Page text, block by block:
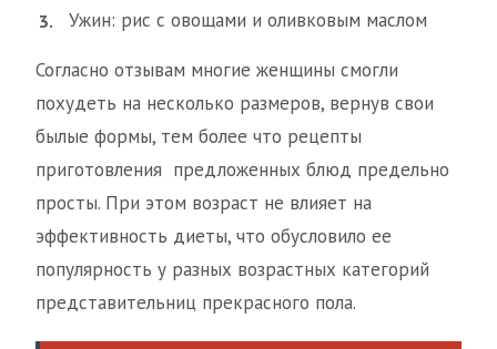
Ужин: рис с овощами и оливковым маслом
Согласно отзывам многие женщины смогли
похудеть на несколько размеров, вернув свои
былые формы, тем более что рецепты
приготовления предложенных блюд предельно
просты. При этом возраст не влияет на
эффективность диеты, что обусловило ее
популярность у разных возрастных категорий
представительниц прекрасного пола.